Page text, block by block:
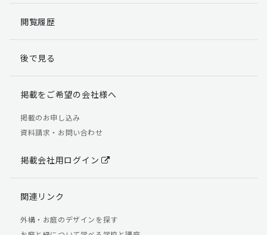
閲覧履歴
後で見る
掲載をご希望の会社様へ
掲載のお申し込み
資料請求・お問い合わせ
掲載会社用ログイン
関連リンク
外構・お庭のデザインを探す